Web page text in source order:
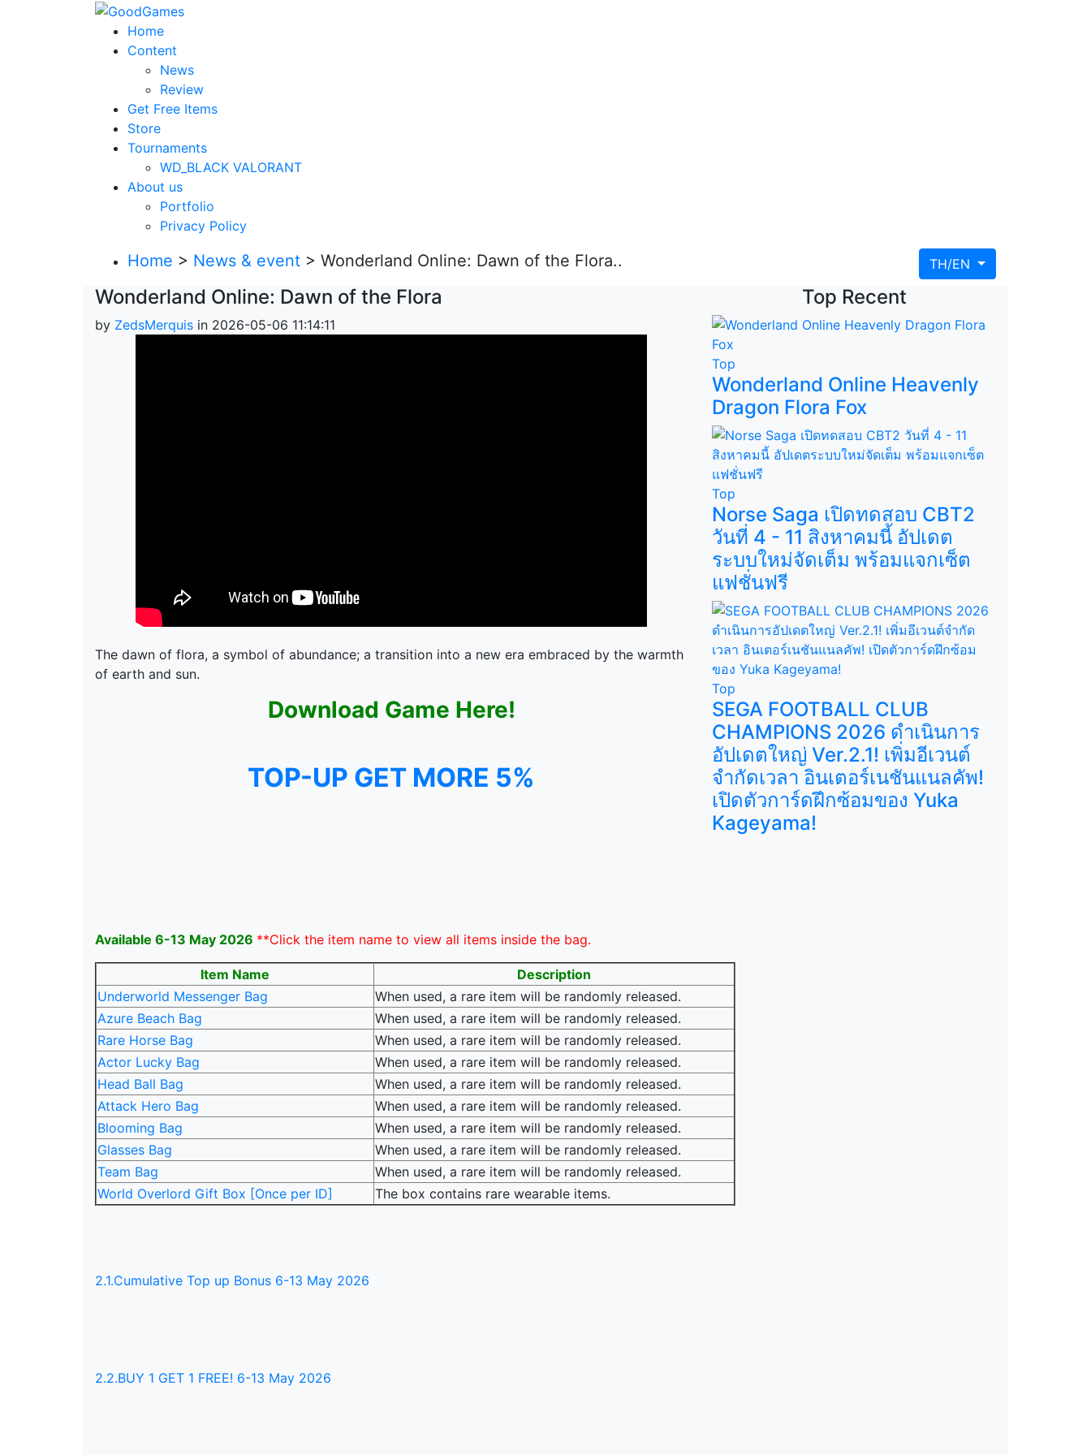
Home
Content
News
Review
Get Free Items
Store
Tournaments
WD_BLACK VALORANT
About us
Portfolio
Privacy Policy
Home > News & event > Wonderland Online: Dawn of the Flora.. TH/EN
Wonderland Online: Dawn of the Flora
by ZedsMerquis in 2026-05-06 11:14:11
The dawn of flora, a symbol of abundance; a transition into a new era embraced by the warmth
of earth and sun.
Download Game Here!
TOP-UP GET MORE 5%
Available 6-13 May 2026 **Click the item name to view all items inside the bag.
Item Name
Description
Underworld Messenger Bag
When used, a rare item will be randomly released.
Azure Beach Bag
When used, a rare item will be randomly released.
Rare Horse Bag
When used, a rare item will be randomly released.
Actor Lucky Bag
When used, a rare item will be randomly released.
Head Ball Bag
When used, a rare item will be randomly released.
Attack Hero Bag
When used, a rare item will be randomly released.
Blooming Bag
When used, a rare item will be randomly released.
Glasses Bag
When used, a rare item will be randomly released.
Team Bag
When used, a rare item will be randomly released.
World Overlord Gift Box [Once per ID]
The box contains rare wearable items.
2.1.Cumulative Top up Bonus 6-13 May 2026
2.2.BUY 1 GET 1 FREE! 6-13 May 2026
Top Recent
Top
Wonderland Online Heavenly
Dragon Flora Fox
Top
Norse Saga เปิดทดสอบ CBT2
วันที่ 4 - 11 สิงหาคมนี้ อัปเดต
ระบบใหม่จัดเต็ม พร้อมแจกเซ็ต
แฟชั่นฟรี
Top
SEGA FOOTBALL CLUB
CHAMPIONS 2026 ดำเนินการ
อัปเดตใหญ่ Ver.2.1! เพิ่มอีเวนต์
จำกัดเวลา อินเตอร์เนชันแนลคัพ!
เปิดตัวการ์ดฝึกซ้อมของ Yuka
Kageyama!